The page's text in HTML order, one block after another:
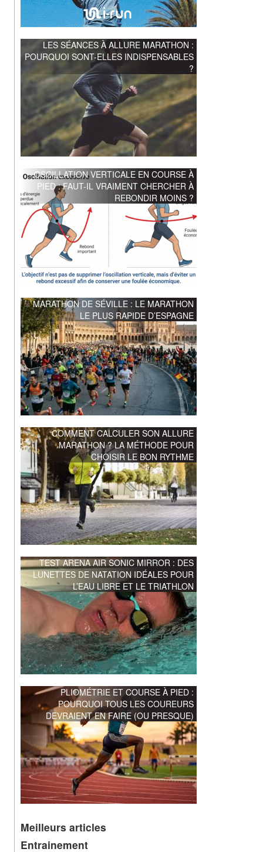
LES SÉANCES À ALLURE MARATHON :
POURQUOI SONT-ELLES INDISPENSABLES
?
OSCILLATION VERTICALE EN COURSE À
PIED : FAUT-IL VRAIMENT CHERCHER À
REBONDIR MOINS ?
MARATHON DE SÉVILLE : LE MARATHON
LE PLUS RAPIDE D’ESPAGNE
COMMENT CALCULER SON ALLURE
MARATHON ? LA MÉTHODE POUR
CHOISIR LE BON RYTHME
TEST ARENA AIR SONIC MIRROR : DES
LUNETTES DE NATATION IDÉALES POUR
L’EAU LIBRE ET LE TRIATHLON
PLIOMÉTRIE ET COURSE À PIED :
POURQUOI TOUS LES COUREURS
DEVRAIENT EN FAIRE (OU PRESQUE)
Meilleurs articles
Entrainement